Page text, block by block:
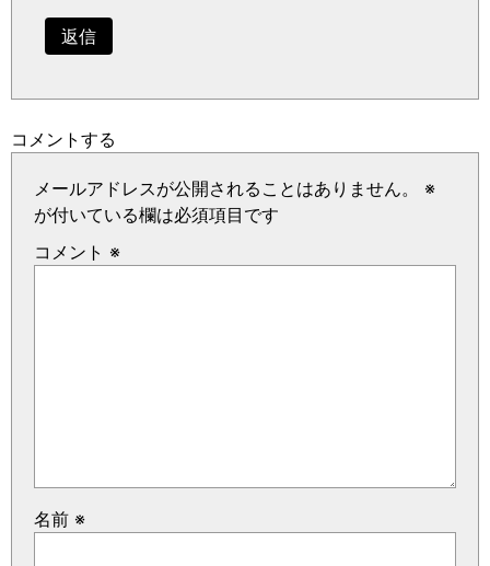
返信
コメントする
メールアドレスが公開されることはありません。
※
が付いている欄は必須項目です
コメント ※
名前 ※